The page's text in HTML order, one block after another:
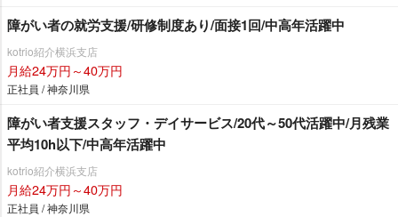
障がい者の就労支援/研修制度あり/面接1回/中高年活躍中
kotrio紹介横浜支店
月給24万円～40万円
正社員 / 神奈川県
障がい者支援スタッフ・デイサービス/20代～50代活躍中/月残業
平均10h以下/中高年活躍中
kotrio紹介横浜支店
月給24万円～40万円
正社員 / 神奈川県